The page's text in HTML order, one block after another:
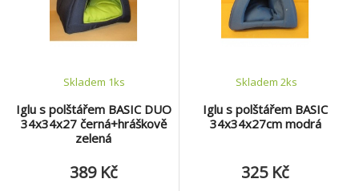
Iglu s polštářem BASIC DUO
34x34x27 černá+hráškově
zelená
Skladem 1ks
389 Kč
Iglu s polštářem BASIC
34x34x27cm modrá
Skladem 2ks
325 Kč